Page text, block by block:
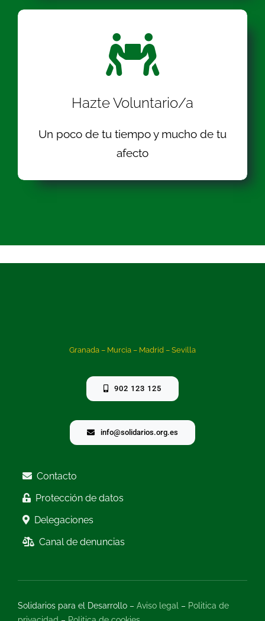
Hazte Voluntario/a
Un poco de tu tiempo y mucho de tu
afecto
Granada – Murcia – Madrid – Sevilla
902 123 125
info@solidarios.org.es
Contacto
Protección de datos
Delegaciones
Canal de denuncias
Solidarios para el Desarrollo – Aviso legal – Politica de